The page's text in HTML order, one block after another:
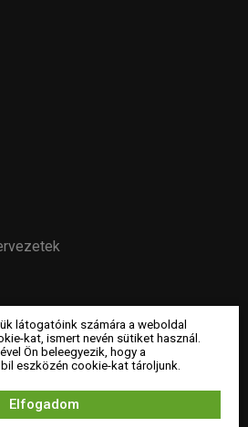
látogatóink számára a weboldal
kat, ismert nevén sütiket használ.
Ön beleegyezik, hogy a
eszközén cookie-kat tároljunk.
Elfogadom